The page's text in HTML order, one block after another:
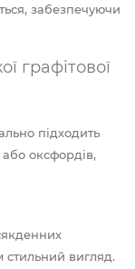
забезпечуючи
графітової
підходить
оксфордів,
стильний вигляд.